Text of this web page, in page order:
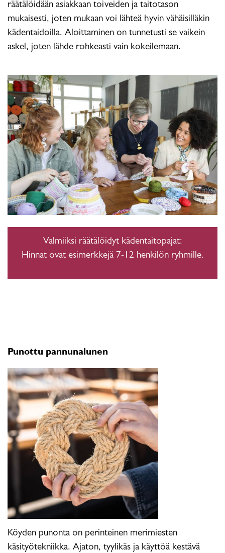
räätälöidään asiakkaan toiveiden ja taitotason
mukaisesti, joten mukaan voi lähteä hyvin vähäisilläkin
kädentaidoilla. Aloittaminen on tunnetusti se vaikein
askel, joten lähde rohkeasti vain kokeilemaan.
Valmiiksi räätälöidyt kädentaitopajat:
Hinnat ovat esimerkkejä 7-12 henkilön ryhmille.
Punottu pannunalunen
Köyden punonta on perinteinen merimiesten
käsityötekniikka. Ajaton, tyylikäs ja käyttöä kestävä